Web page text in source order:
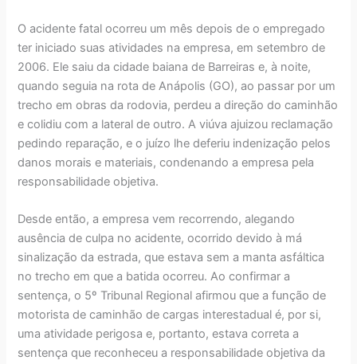
O acidente fatal ocorreu um mês depois de o empregado
ter iniciado suas atividades na empresa, em setembro de
2006. Ele saiu da cidade baiana de Barreiras e, à noite,
quando seguia na rota de Anápolis (GO), ao passar por um
trecho em obras da rodovia, perdeu a direção do caminhão
e colidiu com a lateral de outro. A viúva ajuizou reclamação
pedindo reparação, e o juízo lhe deferiu indenização pelos
danos morais e materiais, condenando a empresa pela
responsabilidade objetiva.
Desde então, a empresa vem recorrendo, alegando
ausência de culpa no acidente, ocorrido devido à má
sinalização da estrada, que estava sem a manta asfáltica
no trecho em que a batida ocorreu. Ao confirmar a
sentença, o 5º Tribunal Regional afirmou que a função de
motorista de caminhão de cargas interestadual é, por si,
uma atividade perigosa e, portanto, estava correta a
sentença que reconheceu a responsabilidade objetiva da